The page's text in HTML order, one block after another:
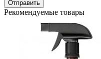
Отправить
Рекомендуемые товары